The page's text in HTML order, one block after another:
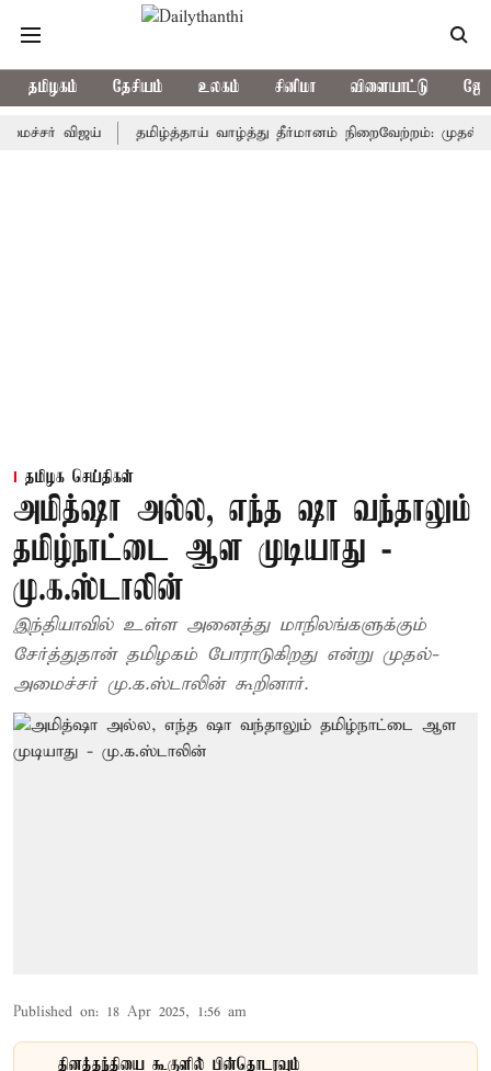
தமிழகம் தேசியம் உலகம் சினிமா விளையாட்டு
விஜய் தமிழ்த்தாய் வாழ்த்து தீர்மானம் நிறைவேற்றம்: முதல்-
தமிழக செய்திகள்
அமித்ஷா அல்ல, எந்த ஷா வந்தாலும்
தமிழ்நாட்டை ஆள முடியாது -
மு.க.ஸ்டாலின்
இந்தியாவில் உள்ள அனைத்து மாநிலங்களுக்கும்
சேர்த்துதான் தமிழகம் போராடுகிறது என்று முதல்-
அமைச்சர் மு.க.ஸ்டாலின் கூறினார்.
Published on: 18 Apr 2025, 1:56 am
தினத்தந்தியை கூகுளில் பின்தொடரவும்